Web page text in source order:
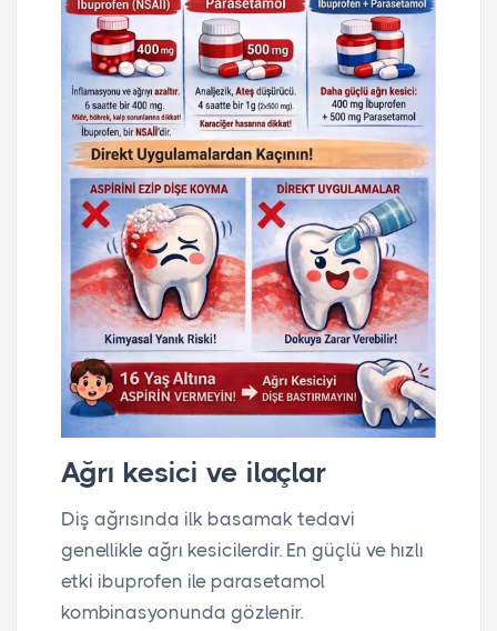
Ağrı kesici ve ilaçlar
Diş ağrısında ilk basamak tedavi
genellikle ağrı kesicilerdir. En güçlü ve hızlı
etki ibuprofen ile parasetamol
kombinasyonunda gözlenir.